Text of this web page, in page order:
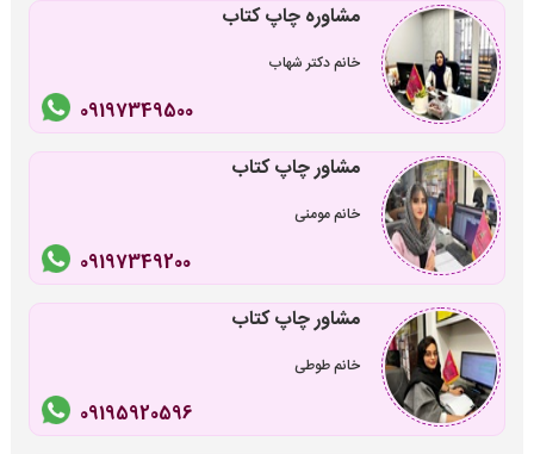
مشاوره چاپ کتاب
خانم دکتر شهاب
09197349500
مشاور چاپ کتاب
خانم مومنی
09197349200
مشاور چاپ کتاب
خانم طوطی
09195920596